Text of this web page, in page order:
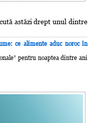
astăzi drept unul dintre
ce alimente aduc noroc în
pentru noaptea dintre ani